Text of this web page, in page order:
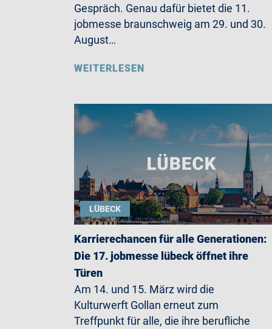
Gespräch. Genau dafür bietet die 11.
jobmesse braunschweig am 29. und 30.
August…
WEITERLESEN
LÜBECK
Karrierechancen für alle Generationen:
Die 17. jobmesse lübeck öffnet ihre
Türen
Am 14. und 15. März wird die
Kulturwerft Gollan erneut zum
Treffpunkt für alle, die ihre berufliche